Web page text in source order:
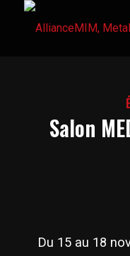
Salon
Du 15 au 18